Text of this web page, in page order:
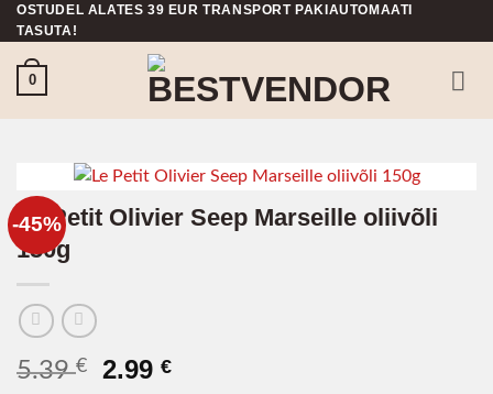
Skip
to
content
OSTUDEL ALATES 39 EUR TRANSPORT PAKIAUTOMAATI
TASUTA!
0
-45%
Le Petit Olivier Seep Marseille oliivõli
150g
5.39€
Algne
2.99€Praegune